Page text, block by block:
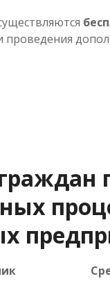
проведения